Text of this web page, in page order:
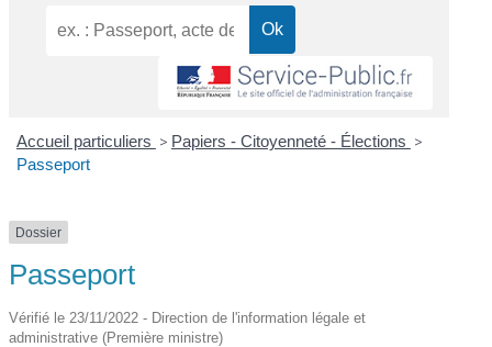
Accueil particuliers > Papiers - Citoyenneté - Élections >
Passeport
Dossier
Passeport
Vérifié le 23/11/2022 - Direction de l'information légale et
administrative (Première ministre)